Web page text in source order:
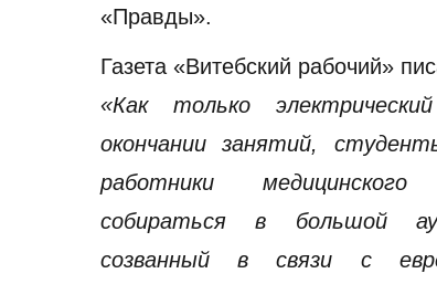
«Правды».
Газета «Витебский рабочий»
«Как только
окончании занятий,
работники
собираться в большой
созванный в связи с